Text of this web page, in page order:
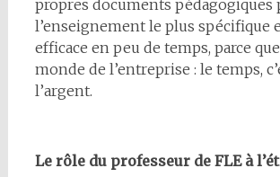
propres documents
l’enseignement le plus spécifique
efficace en peu de temps, parce
monde de l’entreprise : le temps,
l’argent.
Le rôle du professeur de FLE à